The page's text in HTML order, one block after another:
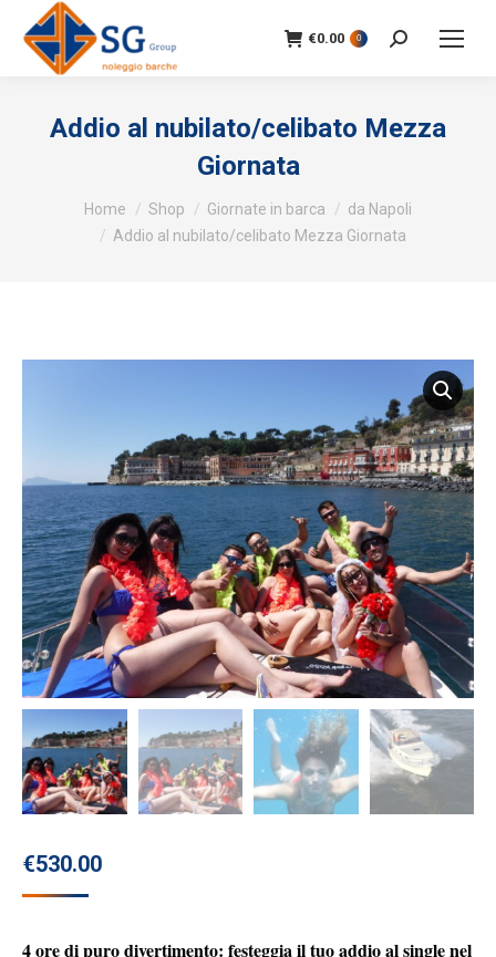
€0.00 0 Search:
Addio al nubilato/celibato Mezza
Giornata
You are here:Home Shop Giornate in barca
da Napoli
Addio al nubilato/celibato Mezza Giornata
€530.00
4 ore di puro divertimento: festeggia il tuo addio al single nel